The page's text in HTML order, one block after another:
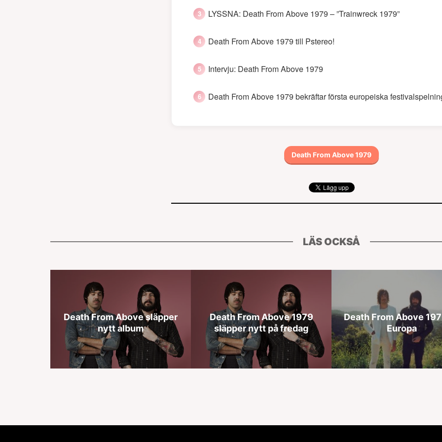
LYSSNA: Death From Above 1979 – ”Trainwreck 1979”
Death From Above 1979 till Pstereo!
Intervju: Death From Above 1979
Death From Above 1979 bekräftar första europeiska
Death From Above 1979
LÄS OCKSÅ
Death From Above släpper
nytt album
Death From Above 1979
släpper nytt på fredag
Death From Above
Europa